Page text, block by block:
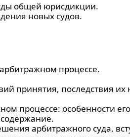
общей юрисдикции.
новых судов.
процессе.
принятия, последствия их
процессе: особенности
арбитражного суда,